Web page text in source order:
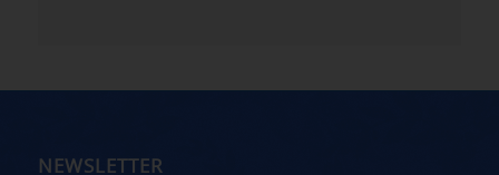
NEWSLETTER